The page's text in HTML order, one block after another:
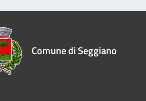
Comune di Seggiano